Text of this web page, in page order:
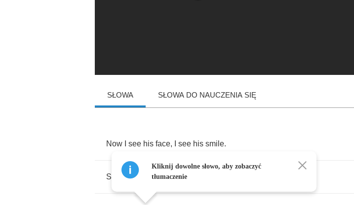
SŁOWA SŁOWA DO NAUCZENIA SIĘ
Now see his face, see his smile.
Such a lonely place,no
Kliknij dowolne słowo, aby zobaczyć
tłumaczenie